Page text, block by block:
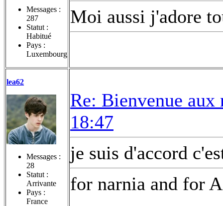
Messages :
287
Statut :
Habitué
Pays :
Luxembourg
Moi aussi j'adore
lea62
Messages :
28
Statut :
Arrivante
Pays :
France
Re: Bienvenue
18:47
je suis d'accord
for narnia and for